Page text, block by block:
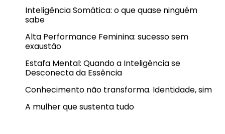
Inteligência Somática: o que quase ninguém
sabe
Alta Performance Feminina: sucesso sem
exaustão
Estafa Mental: Quando a Inteligência se
Desconecta da Essência
Conhecimento não transforma. Identidade, sim
A mulher que sustenta tudo